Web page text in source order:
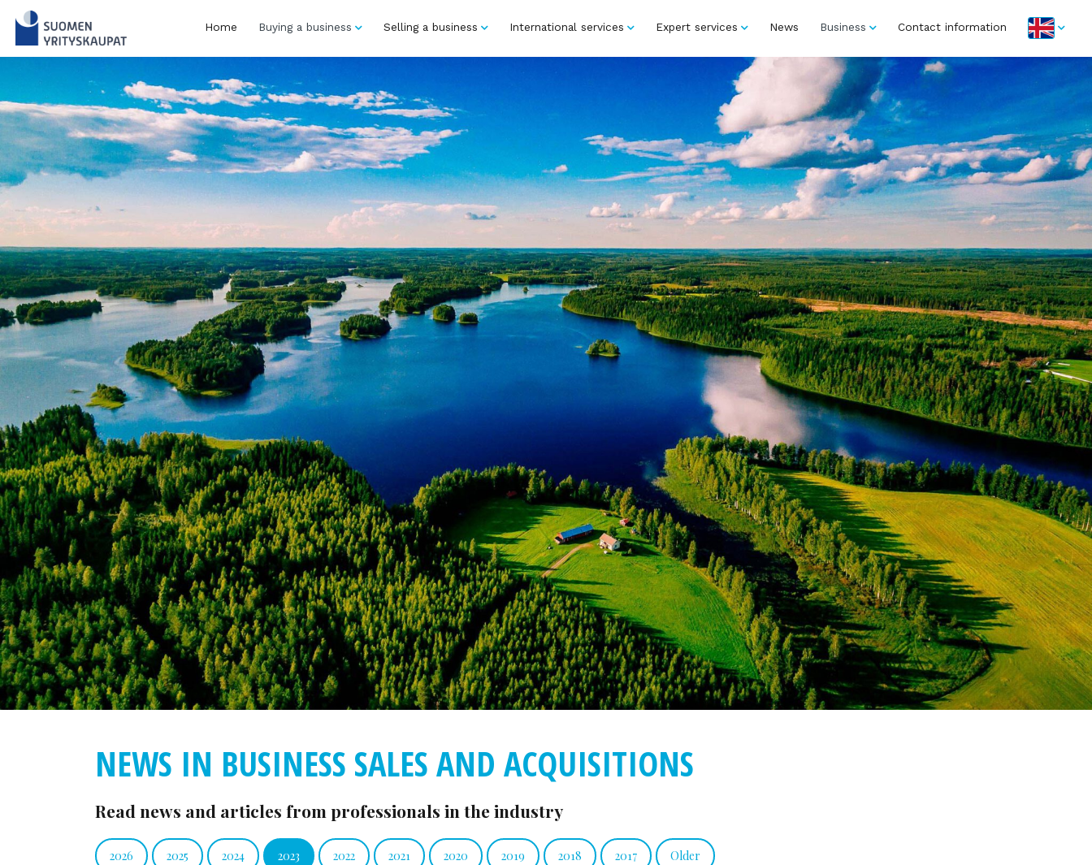
Home Buying a business Selling a business International services Expert services News Business Contact information
NEWS IN BUSINESS SALES AND ACQUISITIONS
Read news and articles from professionals in the industry
2026 2025 2024 2023 2022 2021 2020 2019 2018 2017 Older